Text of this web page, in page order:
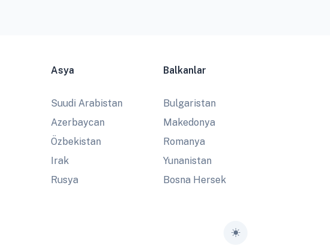
Asya
Suudi Arabistan
Azerbaycan
Özbekistan
Irak
Rusya
Balkanlar
Bulgaristan
Makedonya
Romanya
Yunanistan
Bosna Hersek
Toggle theme